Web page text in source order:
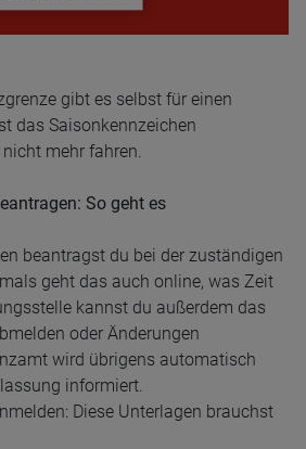
gibt es selbst für einen
das Saisonkennzeichen
mehr fahren.
So geht es
beantragst du bei der zuständigen
geht das auch online, was Zeit
kannst du außerdem das
oder Änderungen
wird übrigens automatisch
informiert.
Diese Unterlagen brauchst